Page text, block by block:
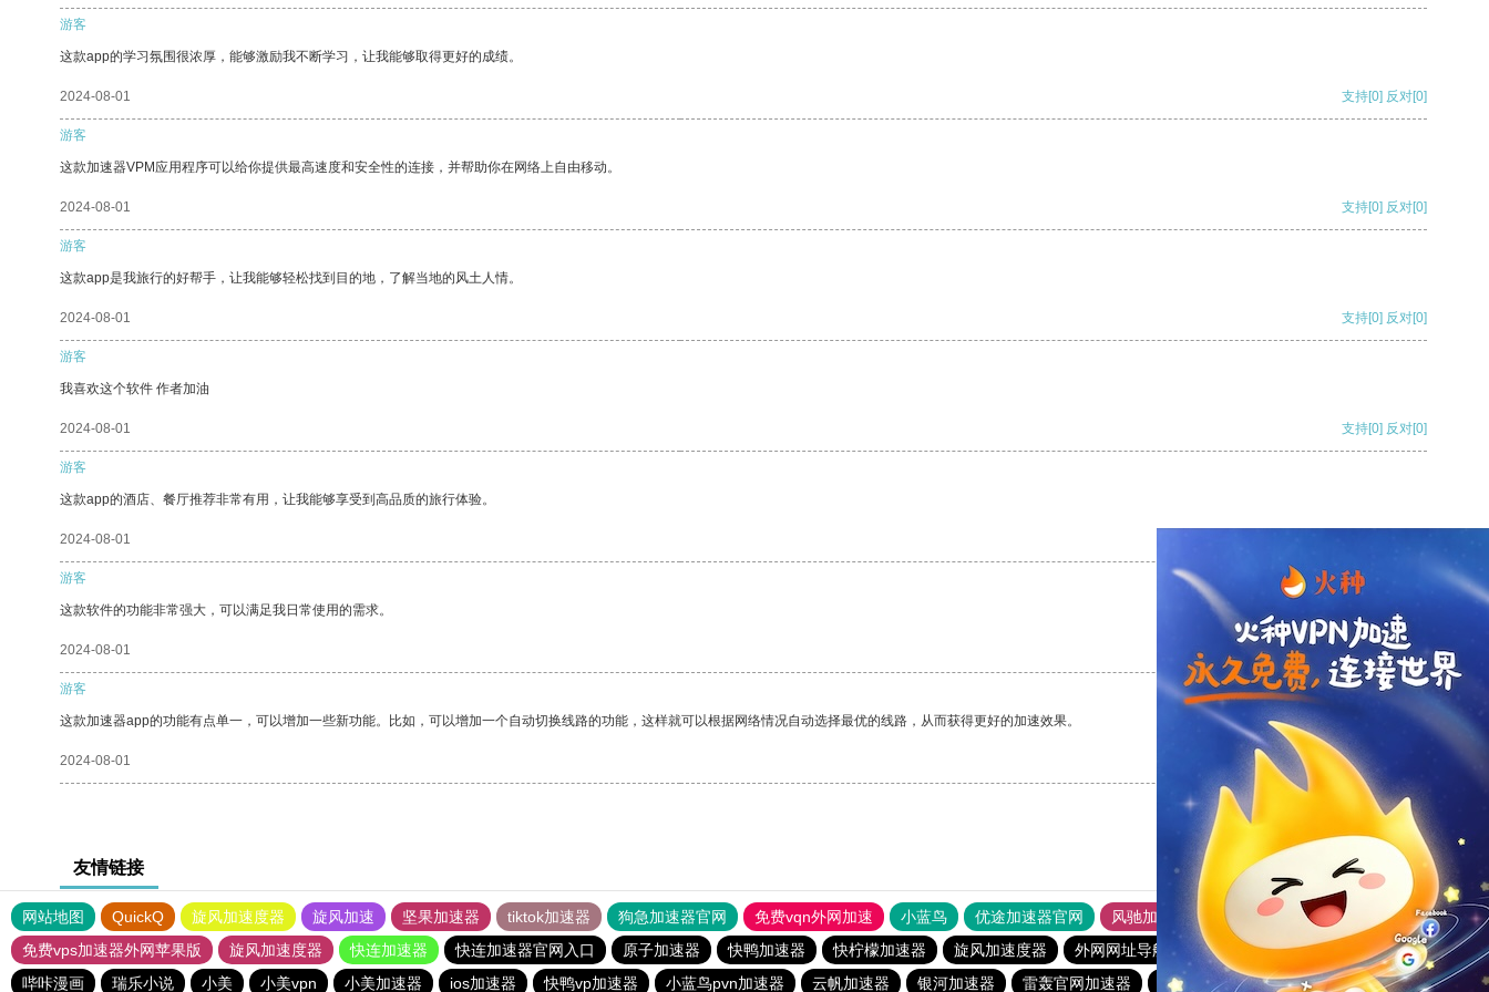
游客
这款app的学习氛围很浓厚，能够激励我不断学习，让我能够取得更好的成绩。
2024-08-01 支持[0] 反对[0]
游客
这款加速器VPM应用程序可以给你提供最高速度和安全性的连接，并帮助你在网络上自由移动。
2024-08-01 支持[0] 反对[0]
游客
这款app是我旅行的好帮手，让我能够轻松找到目的地，了解当地的风土人情。
2024-08-01 支持[0] 反对[0]
游客
我喜欢这个软件 作者加油
2024-08-01 支持[0] 反对[0]
游客
这款app的酒店、餐厅推荐非常有用，让我能够享受到高品质的旅行体验。
2024-08-01
游客
这款软件的功能非常强大，可以满足我日常使用的需求。
2024-08-01 支持 [0] 反对 [0]
游客
这款加速器app的功能有点单一，可以增加一些新功能。比如，可以增加一个自动切换线路的功能，这样就可以根据网络情况自动选择最优的线路，从而获得更好的加速效果。
2024-08-01 支持
友情链接
网站地图 QuickQ 旋风加速度器 旋风加速 坚果加速器 tiktok加速器 狗急加速器官网 免费vqn外网加速 小蓝鸟 优途加速器官网 风驰加速器
旋风加速器
免费vps加速器外网苹果版
旋风加速度器 快连加速器 快连加速器官网入口 原子加速器 快鸭加速器 快柠檬加速器 旋风加速度器 外网网址导航 软件中心 雷霆加速
狂飙加速器
哔咔漫画
瑞乐小说 小美 小美vpn 小美加速器 ios加速器 快鸭vp加速器 小蓝鸟pvn加速器 云帆加速器 银河加速器 雷轰官网加速器 飞狗加速器 飞鸟加速器 快鸭官网